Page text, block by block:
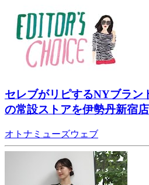
セレブがリピするNYブラン
の常設ストアを伊勢丹新宿
オトナミューズウェブ